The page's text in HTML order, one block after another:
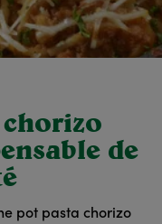
de
pot pasta chorizo